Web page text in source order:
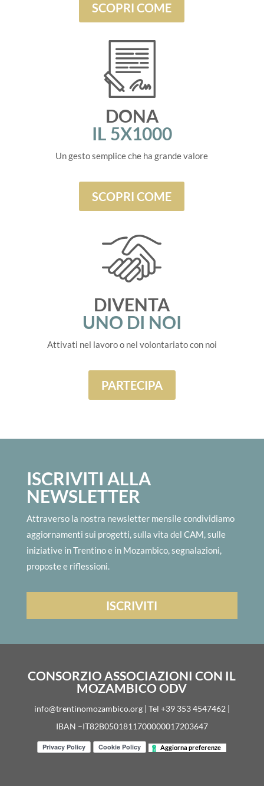
SCOPRI COME
DONA
IL 5X1000
Un gesto semplice che ha grande valore
SCOPRI COME
DIVENTA
UNO DI NOI
Attivati nel lavoro o nel volontariato con noi
PARTECIPA
ISCRIVITI ALLA
NEWSLETTER
Attraverso la nostra newsletter mensile condividiamo
aggiornamenti sui progetti, sulla vita del CAM, sulle
iniziative in Trentino e in Mozambico, segnalazioni,
proposte e riflessioni.
CONSORZIO ASSOCIAZIONI CON IL
MOZAMBICO ODV
info@trentinomozambico.org | Tel +39 353 4547462 |
IBAN –IT82B0501811700000017203647
Aggiorna preferenze